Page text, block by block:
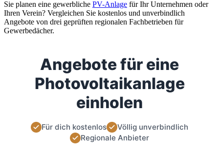
Sie planen eine gewerbliche PV-Anlage für Ihr Unternehmen oder
Ihren Verein? Vergleichen Sie kostenlos und unverbindlich
Angebote von drei geprüften regionalen Fachbetrieben für
Gewerbedächer.
Angebote für eine
Photovoltaikanlage
einholen
Für dich kostenlos
Völlig unverbindlich
Regionale Anbieter